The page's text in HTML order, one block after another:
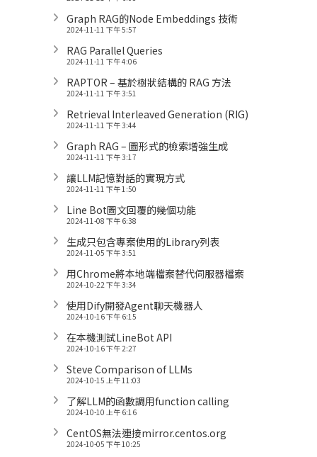
Graph RAG的Node Embeddings 技術
2024-11-11 下午 5:57
RAG Parallel Queries
2024-11-11 下午 4:06
RAPTOR – 基於樹狀結構的 RAG 方法
2024-11-11 下午 3:51
Retrieval Interleaved Generation (RIG)
2024-11-11 下午 3:44
Graph RAG – 圖形式的檢索增強生成
2024-11-11 下午 3:17
讓LLM記憶對話的實現方式
2024-11-11 下午 1:50
Line Bot圖文回覆的幾個功能
2024-11-08 下午 6:38
生成只包含專案使用的Library列表
2024-11-05 下午 3:51
用Chrome將本地端檔案替代伺服器檔案
2024-10-22 下午 3:34
使用Dify開發Agent聊天機器人
2024-10-16 下午 6:15
在本機測試LineBot API
2024-10-16 下午 2:27
Steve Comparison of LLMs
2024-10-15 上午 11:03
了解LLM的函數調用function calling
2024-10-10 上午 6:16
CentOS無法連接mirror.centos.org
2024-10-05 下午 10:25